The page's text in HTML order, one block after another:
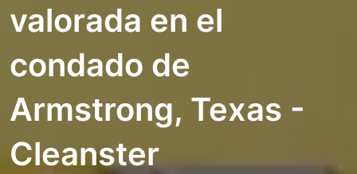
valorada en el
condado de
Armstrong, Texas -
Cleanster